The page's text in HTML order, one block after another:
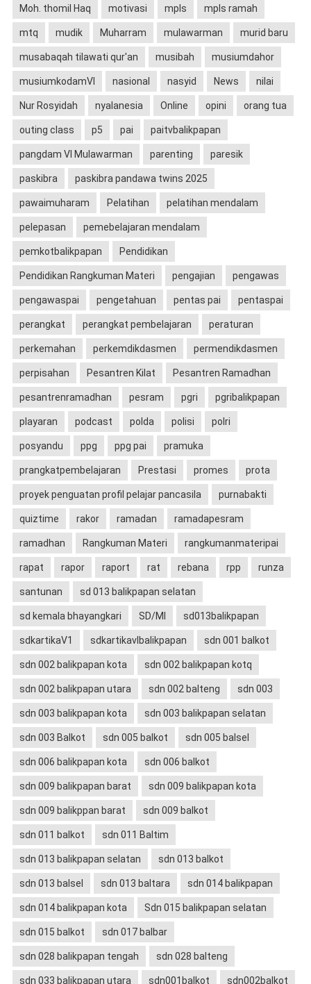
Moh. thomil Haq motivasi mpls mpls ramah
mtq mudik Muharram mulawarman murid baru
musabaqah tilawati qur'an musibah musiumdahor
musiumkodamVI nasional nasyid News nilai
Nur Rosyidah nyalanesia Online opini orang tua
outing class p5 pai paitvbalikpapan
pangdam VI Mulawarman parenting paresik
paskibra paskibra pandawa twins 2025
pawaimuharam Pelatihan pelatihan mendalam
pelepasan pemebelajaran mendalam
pemkotbalikpapan Pendidikan
Pendidikan Rangkuman Materi pengajian pengawas
pengawaspai pengetahuan pentas pai pentaspai
perangkat perangkat pembelajaran peraturan
perkemahan perkemdikdasmen permendikdasmen
perpisahan Pesantren Kilat Pesantren Ramadhan
pesantrenramadhan pesram pgri pgribalikpapan
playaran podcast polda polisi polri
posyandu ppg ppg pai pramuka
prangkatpembelajaran Prestasi promes prota
proyek penguatan profil pelajar pancasila purnabakti
quiztime rakor ramadan ramadapesram
ramadhan Rangkuman Materi rangkumanmateripai
rapat rapor raport rat rebana rpp runza
santunan sd 013 balikpapan selatan
sd kemala bhayangkari SD/MI sd013balikpapan
sdkartikaV1 sdkartikavIbalikpapan sdn 001 balkot
sdn 002 balikpapan kota sdn 002 balikpapan kotq
sdn 002 balikpapan utara sdn 002 balteng sdn 003
sdn 003 balikpapan kota sdn 003 balikpapan selatan
sdn 003 Balkot sdn 005 balkot sdn 005 balsel
sdn 006 balikpapan kota sdn 006 balkot
sdn 009 balikpapan barat sdn 009 balikpapan kota
sdn 009 balikppan barat sdn 009 balkot
sdn 011 balkot sdn 011 Baltim
sdn 013 balikpapan selatan sdn 013 balkot
sdn 013 balsel sdn 013 baltara sdn 014 balikpapan
sdn 014 balikpapan kota Sdn 015 balikpapan selatan
sdn 015 balkot sdn 017 balbar
sdn 028 balikpapan tengah sdn 028 balteng
sdn 033 balikpapan utara sdn001balkot sdn002balkot